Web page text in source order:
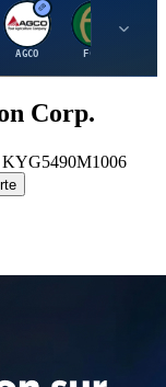
A
AGCO FCFS
Corp.
KYG5490M1006